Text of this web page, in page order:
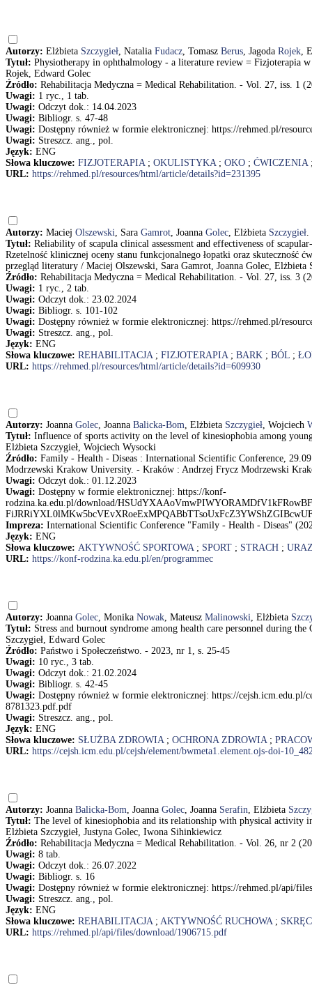
Autorzy: Elżbieta Szczygieł, Natalia Fudacz, Tomasz Berus, Jagoda Rojek,
Tytuł: Physiotherapy in ophthalmology - a literature review = Fizjoterapia
Rojek, Edward Golec
Źródło: Rehabilitacja Medyczna = Medical Rehabilitation. - Vol. 27, iss. 1
Uwagi: 1 ryc., 1 tab.
Uwagi: Odczyt dok.: 14.04.2023
Uwagi: Bibliogr. s. 47-48
Uwagi: Dostępny również w formie elektronicznej: https://rehmed.pl/
Uwagi: Streszcz. ang., pol.
Język: ENG
Słowa kluczowe: FIZJOTERAPIA; OKULISTYKA; OKO ; ĆWICZENIA
URL: https://rehmed.pl/resources/html/article/details?id=231395
Autorzy: Maciej Olszewski, Sara Gamrot, Joanna Golec, Elżbieta Szczygieł.
Tytuł: Reliability of scapula clinical assessment and effectiveness of
Rzetelność klinicznej oceny stanu funkcjonalnego łopatki oraz
przegląd literatury / Maciej Olszewski, Sara Gamrot, Joanna Golec, Elżbieta
Źródło: Rehabilitacja Medyczna = Medical Rehabilitation. - Vol. 27, iss. 3
Uwagi: 1 ryc., 2 tab.
Uwagi: Odczyt dok.: 23.02.2024
Uwagi: Bibliogr. s. 101-102
Uwagi: Dostępny również w formie elektronicznej: https://rehmed.pl/
Uwagi: Streszcz. ang., pol.
Język: ENG
Słowa kluczowe: REHABILITACJA; FIZJOTERAPIA; BARK ; BÓL ;
URL: https://rehmed.pl/resources/html/article/details?id=609930
Autorzy: Joanna Golec, Joanna Balicka-Bom, Elżbieta Szczygieł, Wojciech
Tytuł: Influence of sports activity on the level of kinesiophobia among
Elżbieta Szczygieł, Wojciech Wysocki
Źródło: Family - Health - Diseas : International Scientific Conference,
Modrzewski Krakow University. - Kraków : Andrzej Frycz Modrzewski
Uwagi: Odczyt dok.: 01.12.2023
Uwagi: Dostępny w formie elektronicznej: https://konf-
rodzina.ka.edu.pl/download/
Impreza: International Scientific Conference "Family - Health - Diseas"
Język: ENG
Słowa kluczowe: AKTYWNOŚĆ SPORTOWA; SPORT ; STRACH ;
URL: https://konf-rodzina.ka.edu.pl/en/programmec
Autorzy: Joanna Golec, Monika Nowak, Mateusz Malinowski, Elżbieta
Tytuł: Stress and burnout syndrome among health care personnel during
Szczygieł, Edward Golec
Źródło: Państwo i Społeczeństwo. - 2023, nr 1, s. 25-45
Uwagi: 10 ryc., 3 tab.
Uwagi: Odczyt dok.: 21.02.2024
Uwagi: Bibliogr. s. 42-45
Uwagi: Dostępny również w formie elektronicznej: https://cejsh.icm.edu.pl/
8781323.pdf.pdf
Uwagi: Streszcz. ang., pol.
Język: ENG
Słowa kluczowe: SŁUŻBA ZDROWIA; OCHRONA ZDROWIA;
URL: https://cejsh.icm.edu.pl/cejsh/element/bwmeta1.element.ojs-doi-
Autorzy: Joanna Balicka-Bom, Joanna Golec, Joanna Serafin, Elżbieta
Tytuł: The level of kinesiophobia and its relationship with physical activity
Elżbieta Szczygieł, Justyna Golec, Iwona Sihinkiewicz
Źródło: Rehabilitacja Medyczna = Medical Rehabilitation. - Vol. 26, nr 2
Uwagi: 8 tab.
Uwagi: Odczyt dok.: 26.07.2022
Uwagi: Bibliogr. s. 16
Uwagi: Dostępny również w formie elektronicznej: https://rehmed.pl/api/
Uwagi: Streszcz. ang., pol.
Język: ENG
Słowa kluczowe: REHABILITACJA; AKTYWNOŚĆ RUCHOWA;
URL: https://rehmed.pl/api/files/download/1906715.pdf